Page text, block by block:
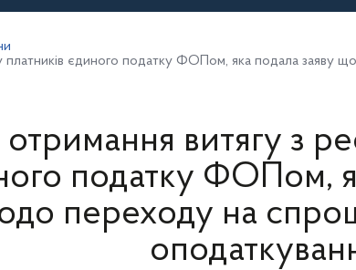
платників єдиного податку ФОПом, яка подала
витягу з
податку ФОПом,
переходу на